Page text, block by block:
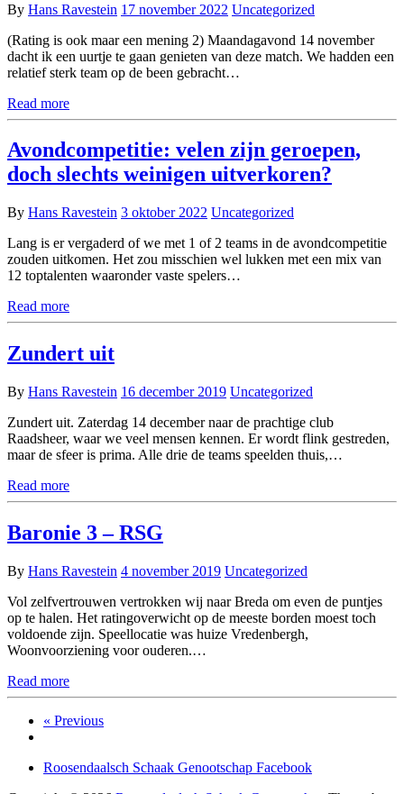
By Hans Ravestein 17 november 2022 Uncategorized
(Rating is ook maar een mening 2) Maandagavond 14 november
dacht ik een uurtje te gaan genieten van deze match. We hadden een
relatief sterk team op de been gebracht…
Read more
Avondcompetitie: velen zijn geroepen,
doch slechts weinigen uitverkoren?
By Hans Ravestein 3 oktober 2022 Uncategorized
Lang is er vergaderd of we met 1 of 2 teams in de avondcompetitie
zouden uitkomen. Het zou misschien wel lukken met een mix van
12 toptalenten waaronder vaste spelers…
Read more
Zundert uit
By Hans Ravestein 16 december 2019 Uncategorized
Zundert uit. Zaterdag 14 december naar de prachtige club
Raadsheer, waar we veel mensen kennen. Er wordt flink gestreden,
maar de sfeer is prima. Alle drie de teams speelden thuis,…
Read more
Baronie 3 – RSG
By Hans Ravestein 4 november 2019 Uncategorized
Vol zelfvertrouwen vertrokken wij naar Breda om even de puntjes
op te halen. Het ratingoverwicht op de meeste borden moest toch
voldoende zijn. Speellocatie was huize Vredenbergh,
Woonvoorziening voor ouderen.…
Read more
« Previous
Roosendaalsch Schaak Genootschap Facebook